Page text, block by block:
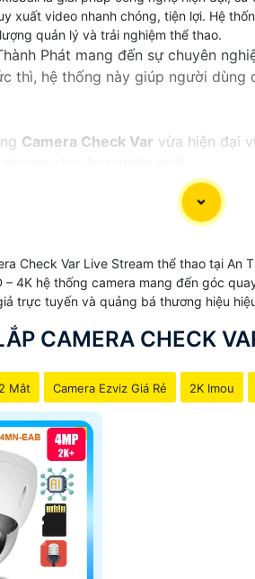
xuất video nhanh chóng, tiện lợi. Hệ
quản lý và trải nghiệm thể thao.
Phát mang đến sự chuyên
thì, hệ thống này giúp người
Camera Check Var vừa hiện đại
chuyên nghiệp nhất.
Check Var Live Stream thể thao tại
4K hệ thống camera mang đến góc
trực tuyến và quảng bá thương hiệu
CAMERA CHECK
Mắt Camera Ezviz Giá Rẻ 2K Imou